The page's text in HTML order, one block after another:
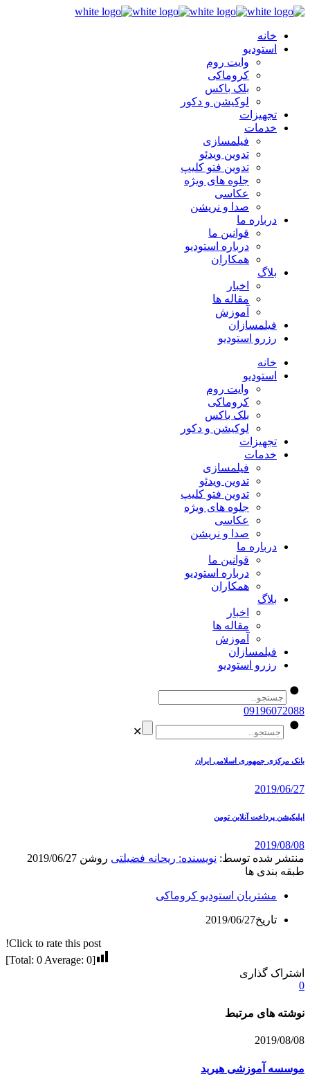
خانه
استودیو
وایت روم
کروماکی
بلک باکس
لوکیشن و دکور
تجهیزات
خدمات
فیلمسازی
تدوین ویدئو
تدوین فتو کلیپ
جلوه های ویژه
عکاسی
صدا و نریشن
درباره ما
قوانین ما
درباره استودیو
همکاران
بلاگ
اخبار
مقاله ها
آموزش
فیلمسازان
رزرو استودیو
خانه
استودیو
وایت روم
کروماکی
بلک باکس
لوکیشن و دکور
تجهیزات
خدمات
فیلمسازی
تدوین ویدئو
تدوین فتو کلیپ
جلوه های ویژه
عکاسی
صدا و نریشن
درباره ما
قوانین ما
درباره استودیو
همکاران
بلاگ
اخبار
مقاله ها
آموزش
فیلمسازان
رزرو استودیو
09196072088
✕
بانک مرکزی جمهوری اسلامی ایران
2019/06/27
اپلیکیشن پرداخت آنلاین تومن
2019/08/08
منتشر شده توسط: نویسنده: ریحانه فضیلتی روشن 2019/06/27
طبقه بندی ها
مشتریان استودیو کروماکی
تاریخ2019/06/27
Click to rate this post!
[Total:
0 Average: 0
]
اشتراک گذاری
0
نوشته های مرتبط
2019/08/08
موسسه آموزشی هیربد